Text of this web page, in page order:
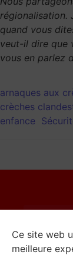
régionalisation.
quand vous
veut-il dire que
vous en parlez
arnaques aux
crèches
enfance
Ce site web
meilleure